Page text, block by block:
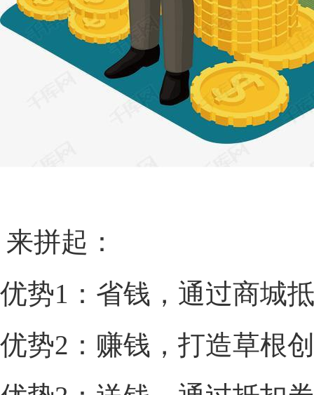
来拼起：
优势1 ：省钱，通过商城
优势2 ：赚钱，打造草根